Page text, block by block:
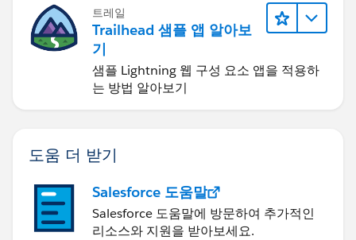
트레일
Trailhead 샘플 앱 알아보
기
샘플 Lightning 웹 구성 요소 앱을 적용하
는 방법 알아보기
도움 더 받기
Salesforce 도움말
Salesforce 도움말에 방문하여 추가적인
리소스와 지원을 받아보세요.